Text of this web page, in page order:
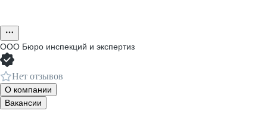
ООО Бюро инспекций и экспертиз
Нет отзывов
О компании
Вакансии